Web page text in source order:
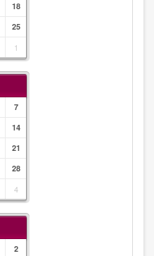
18
25
1
7
14
21
28
4
2